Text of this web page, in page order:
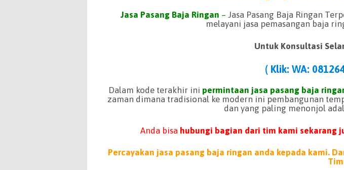
Jasa Pasang Baja Ringan – Jasa Pasang Baja Ringan
melayani jasa pemasangan baja
Untuk Konsultasi
( Klik: WA:
Dalam kode terakhir ini permintaan jasa pasang baja
zaman dimana tradisional ke modern ini pembangunan
dan yang paling menonjol
Anda bisa hubungi bagian dari tim kami sekarang
Percayakan jasa pasang baja ringan anda kepada kami.